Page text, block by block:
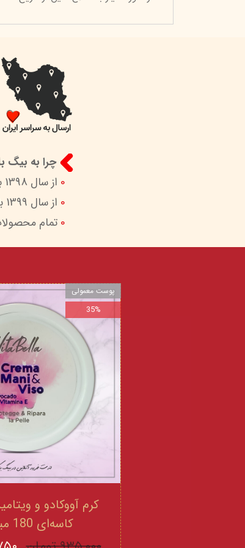
چرا به بیگ
0 از سال 1398 با عضویت در ستاد ساماندهی پایگاه‌های اینترنتی وزارات ارشاد در کنار شما هستیم.
0 از سال 1399 با دریافت اینماد (نماد اعتماد الکترونیک) امکان پرداخت امن و آسان را برای شما فراهم کردیم.
0 تمام
کاسه‌ای 180 میلی‌لیتر
پوست معمولی
35%